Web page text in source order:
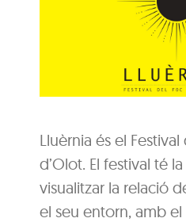
Lluèrnia és el
d’Olot. El festival té
visualitzar la relació
el seu entorn, amb